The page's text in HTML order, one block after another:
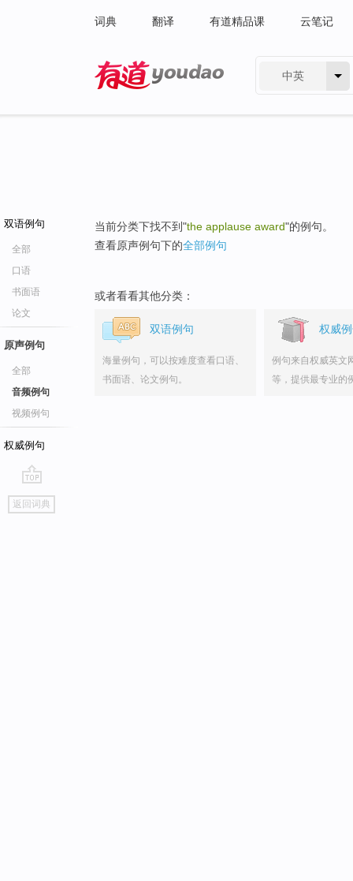
词典 翻译 有道精品课 云笔记
中英
双语例句
全部
口语
书面语
论文
原声例句
全部
音频例句
视频例句
权威例句
go
top
返回词典
当前分类下找不到"the applause award"的例句。
查看原声例句下的全部例句
或者看看其他分类：
双语例句
海量例句，可以按难度查看口语、
书面语、论文例句。
权威
例句来自权威英文
等，提供最专业的